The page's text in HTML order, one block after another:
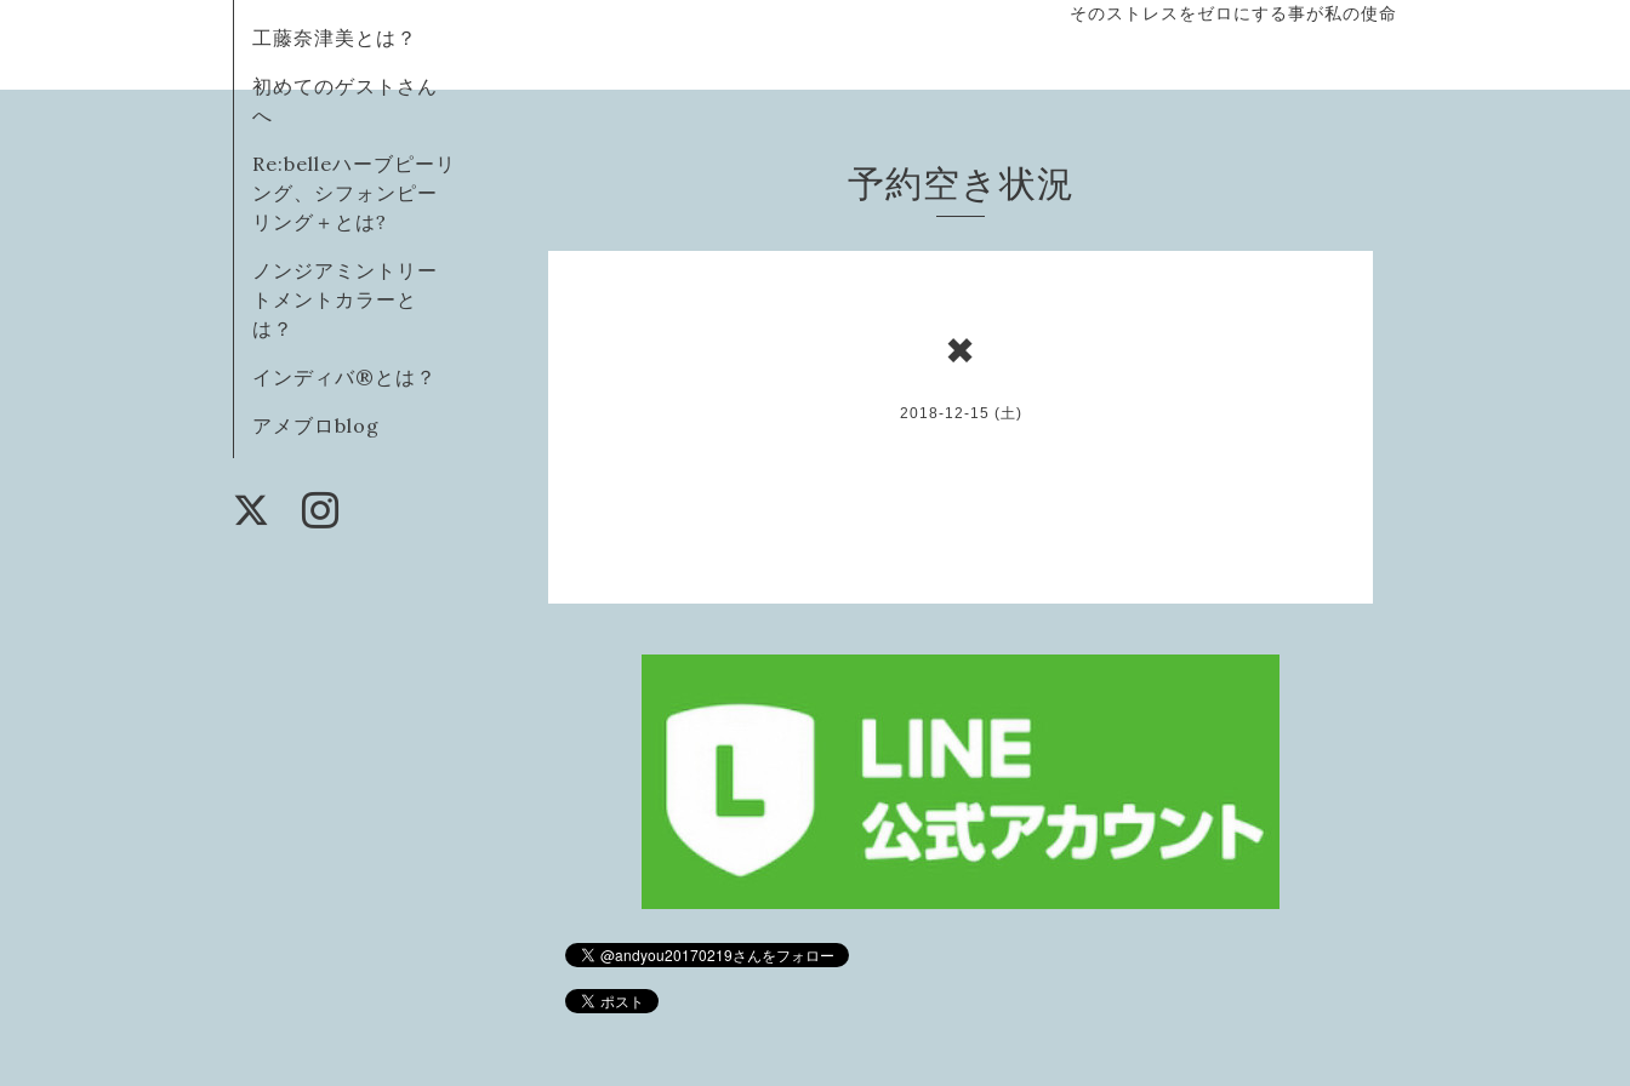
そのストレスをゼロにする事が私の使命
工藤奈津美とは？
初めてのゲストさん
へ
Re:belleハーブピーリ
ング、シフォンピー
リング＋とは?
ノンジアミントリー
トメントカラーと
は？
インディバ®️とは？
アメブロblog
予約空き状況
✖
2018-12-15 (土)